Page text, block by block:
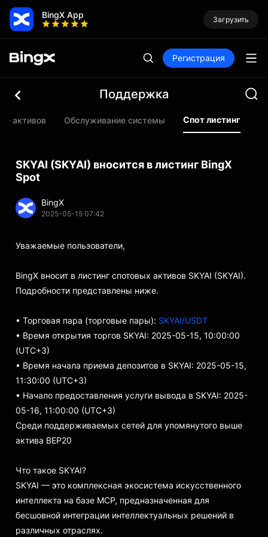
BingX App Загрузить
Регистрация
Поддержка
активов Обслуживание системы Спот листинг
SKYAI (SKYAI) вносится в листинг BingX
Spot
BingX
2025-05-15 07:42
Уважаемые пользователи,
BingX вносит в листинг спотовых активов SKYAI (SKYAI).
Подробности представлены ниже.
• Торговая пара (торговые пары): SKYAI/USDT
• Время открытия торгов SKYAI: 2025-05-15, 10:00:00
(UTC+3)
• Время начала приема депозитов в SKYAI: 2025-05-15,
11:30:00 (UTC+3)
• Начало предоставления услуги вывода в SKYAI: 2025-
05-16, 11:00:00 (UTC+3)
Среди поддерживаемых сетей для упомянутого выше
актива BEP20
Что такое SKYAI?
SKYAI — это комплексная экосистема искусственного
интеллекта на базе MCP, предназначенная для
бесшовной интеграции интеллектуальных решений в
различных отраслях.